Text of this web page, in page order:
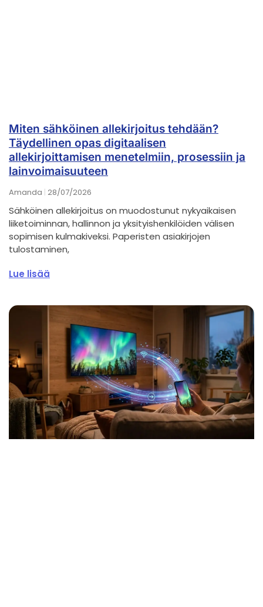
Miten sähköinen allekirjoitus tehdään?
Täydellinen opas digitaalisen
allekirjoittamisen menetelmiin, prosessiin ja
lainvoimaisuuteen
Amanda 28/07/2026
Sähköinen allekirjoitus on muodostunut nykyaikaisen
liiketoiminnan, hallinnon ja yksityishenkilöiden välisen
sopimisen kulmakiveksi. Paperisten asiakirjojen
tulostaminen,
Lue lisää